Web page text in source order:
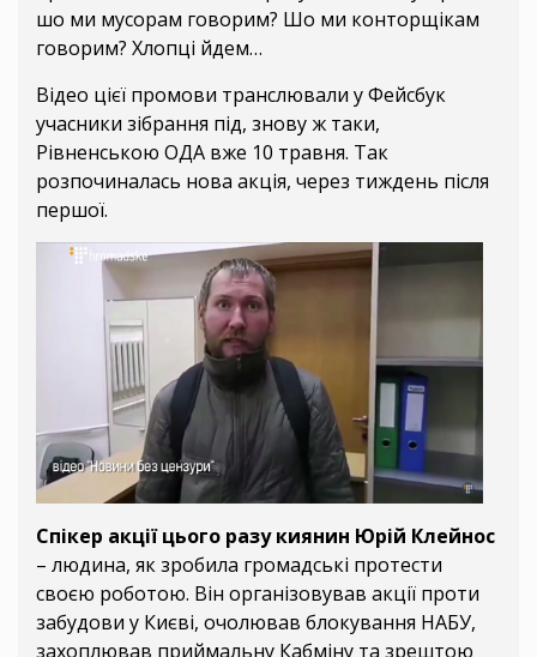
шо ми мусорам говорим? Шо ми конторщікам
говорим? Хлопці йдем…
Відео цієї промови транслювали у Фейсбук
учасники зібрання під, знову ж таки,
Рівненською ОДА вже 10 травня. Так
розпочиналась нова акція, через тиждень після
першої.
Спікер акції цього разу киянин Юрій Клейнос
– людина, як зробила громадські протести
своєю роботою. Він організовував акції проти
забудови у Києві, очолював блокування НАБУ,
захоплював приймальну Кабміну та зрештою